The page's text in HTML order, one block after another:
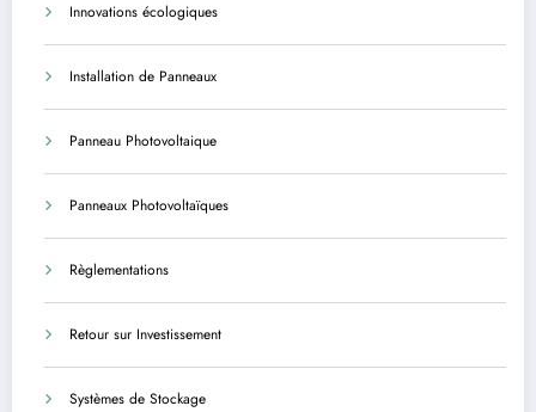
Innovations écologiques
Installation de Panneaux
Panneau Photovoltaique
Panneaux Photovoltaïques
Règlementations
Retour sur Investissement
Systèmes de Stockage